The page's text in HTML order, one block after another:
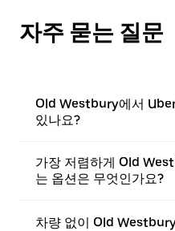
자주 묻는 질문
Old Westbury에서
있나요?
가장 저렴하게 Old
는 옵션은 무엇인가요?
차량 없이 Old